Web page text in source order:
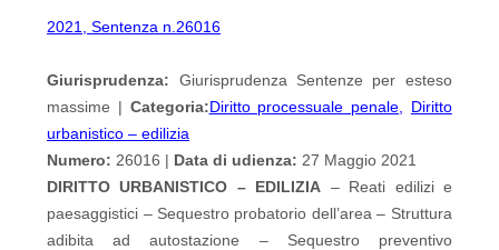
2021, Sentenza n.26016
Giurisprudenza: Giurisprudenza Sentenze per esteso
massime | Categoria:Diritto processuale penale
Diritto
urbanistico – edilizia
Numero: 26016 | Data di udienza: 27 Maggio 2021
DIRITTO URBANISTICO – EDILIZIA – Reati edilizi e
paesaggistici – Sequestro probatorio dell’area – Struttura
adibita ad autostazione – Sequestro preventivo